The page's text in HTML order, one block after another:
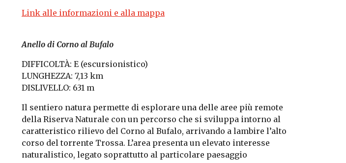
Link alle informazioni e alla mappa
Anello di Corno al Bufalo
DIFFICOLTÀ: E (escursionistico)
LUNGHEZZA: 7,13 km
DISLIVELLO: 631 m
Il sentiero natura permette di esplorare una delle aree più remote
della Riserva Naturale con un percorso che si sviluppa intorno al
caratteristico rilievo del Corno al Bufalo, arrivando a lambire l’alto
corso del torrente Trossa. L’area presenta un elevato interesse
naturalistico, legato soprattutto al particolare paesaggio